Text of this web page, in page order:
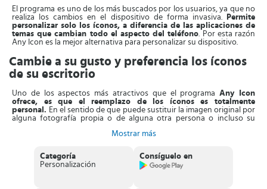
El programa es uno de los más buscados por los usuarios, ya que no
realiza los cambios en el dispositivo de forma invasiva.
Permite
personalizar solo los íconos, a diferencia de las aplicaciones de
temas que cambian todo el aspecto del teléfono. Por esta razón
Any Icon es la mejor alternativa para personalizar su dispositivo.
Cambie a su gusto y preferencia los íconos
de su escritorio
Uno de los aspectos más atractivos que el programaAny Icon
ofrece, es que el reemplazo de los íconos es totalmente
personal. En el sentido de que puede sustituir la imagen original por
alguna fotografía propia o de alguna otra persona o incluso su
de un escritorio de pantalla especial. Lo cierto es que con esta
donde podrá dar rienda suelta a su imaginación.
El mecanismo de funcionamiento de Any Icon es muy fácil de
Mostrar más
Categoría
Personalización
Consíguelo en